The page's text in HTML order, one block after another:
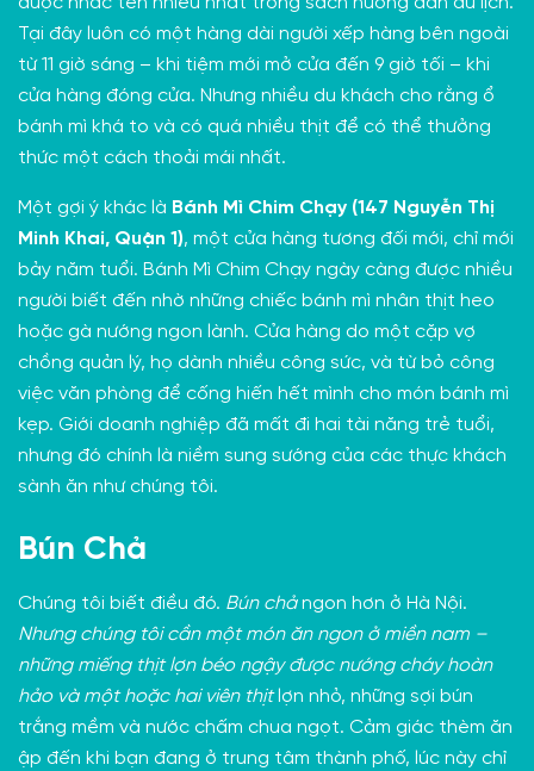
Tại đây luôn có một hàng dài người xếp hàng bên ngoài
từ 11 giờ sáng – khi tiệm mới mở cửa đến 9 giờ tối – khi
cửa hàng đóng cửa. Nhưng nhiều du khách cho rằng ổ
bánh mì khá to và có quá nhiều thịt để có thể thưởng
thức một cách thoải mái nhất.
Một gợi ý khác là Bánh Mì Chim Chạy (147 Nguyễn Thị
Minh Khai, Quận 1), một cửa hàng tương đối mới, chỉ mới
bảy năm tuổi. Bánh Mì Chim Chạy ngày càng được nhiều
người biết đến nhờ những chiếc bánh mì nhân thịt heo
hoặc gà nướng ngon lành. Cửa hàng do một cặp vợ
chồng quản lý, họ dành nhiều công sức, và từ bỏ công
việc văn phòng để cống hiến hết mình cho món bánh mì
kẹp. Giới doanh nghiệp đã mất đi hai tài năng trẻ tuổi,
nhưng đó chính là niềm sung sướng của các thực khách
sành ăn như chúng tôi.
Bún Chả
Chúng tôi biết điều đó. Bún chảngon hơn ở Hà Nội.
Nhưng chúng tôi cần một món ăn ngon ở miền nam –
những miếng thịt lợn béo ngậy được nướng cháy hoàn
hảo và một hoặc hai viên thịtlợn nhỏ, những sợi bún
trắng mềm và nước chấm chua ngọt. Cảm giác thèm ăn
ập đến khi bạn đang ở trung tâm thành phố, lúc này chỉ